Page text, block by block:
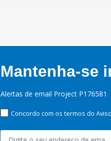
Mantenha-se
Alertas de email Project P176581
Concordo com os termos do